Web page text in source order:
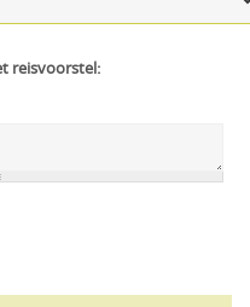
reisvoorstel: